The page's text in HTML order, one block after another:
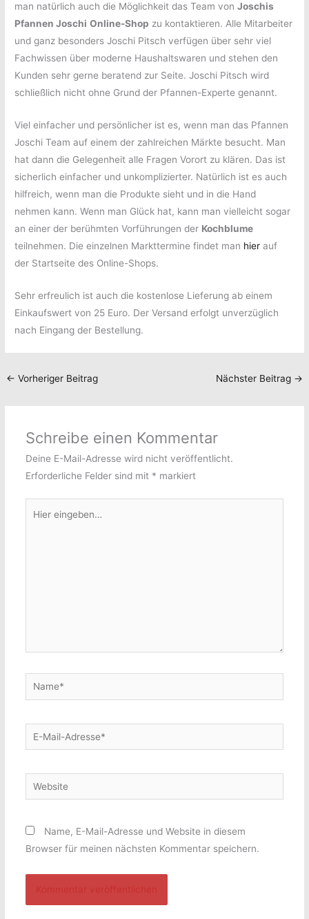
man natürlich auch die Möglichkeit das Team vonJoschis
Pfannen Joschi Online-Shop zu kontaktieren. Alle Mitarbeiter
und ganz besonders Joschi Pitsch verfügen über sehr viel
Fachwissen über moderne Haushaltswaren und stehen den
Kunden sehr gerne beratend zur Seite. Joschi Pitsch wird
schließlich nicht ohne Grund der Pfannen-Experte genannt.
Viel einfacher und persönlicher ist es, wenn man das Pfannen
Joschi Team auf einem der zahlreichen Märkte besucht. Man
hat dann die Gelegenheit alle Fragen Vorort zu klären. Das ist
sicherlich einfacher und unkomplizierter. Natürlich ist es auch
hilfreich, wenn man die Produkte sieht und in die Hand
nehmen kann. Wenn man Glück hat, kann man vielleicht sogar
an einer der berühmten Vorführungen der Kochblume
teilnehmen. Die einzelnen Markttermine findet man hier auf
der Startseite des Online-Shops.
Sehr erfreulich ist auch die kostenlose Lieferung ab einem
Einkaufswert von 25 Euro. Der Versand erfolgt unverzüglich
nach Eingang der Bestellung.
← Vorheriger Beitrag Nächster Beitrag →
Schreibe einen Kommentar
Deine E-Mail-Adresse wird nicht veröffentlicht.
Erforderliche Felder sind mit * markiert
eingeben…
Name*
E-
Mail-
Website
Name, E-Mail-Adresse und Website in diesem
Browser für meinen nächsten Kommentar speichern.